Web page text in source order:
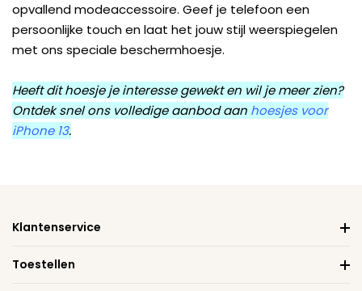
opvallend modeaccessoire. Geef je telefoon een
persoonlijke touch en laat het jouw stijl weerspiegelen
met ons speciale beschermhoesje.
Heeft dit hoesje je interesse gewekt en wil je meer zien?
Ontdek snel ons volledige aanbod aan hoesjes voor
iPhone 13.
Klantenservice
Toestellen